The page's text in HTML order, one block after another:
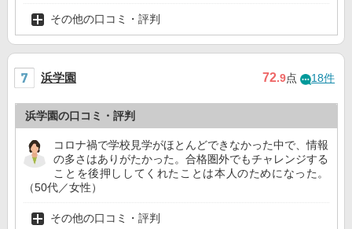
その他の口コミ・評判
浜学園 72.9点 18件
浜学園の口コミ・評判
コロナ禍で学校見学がほとんどできなかった中で、情報
の多さはありがたかった。合格圏外でもチャレンジする
ことを後押ししてくれたことは本人のためになった。
（50代／女性）
その他の口コミ・評判